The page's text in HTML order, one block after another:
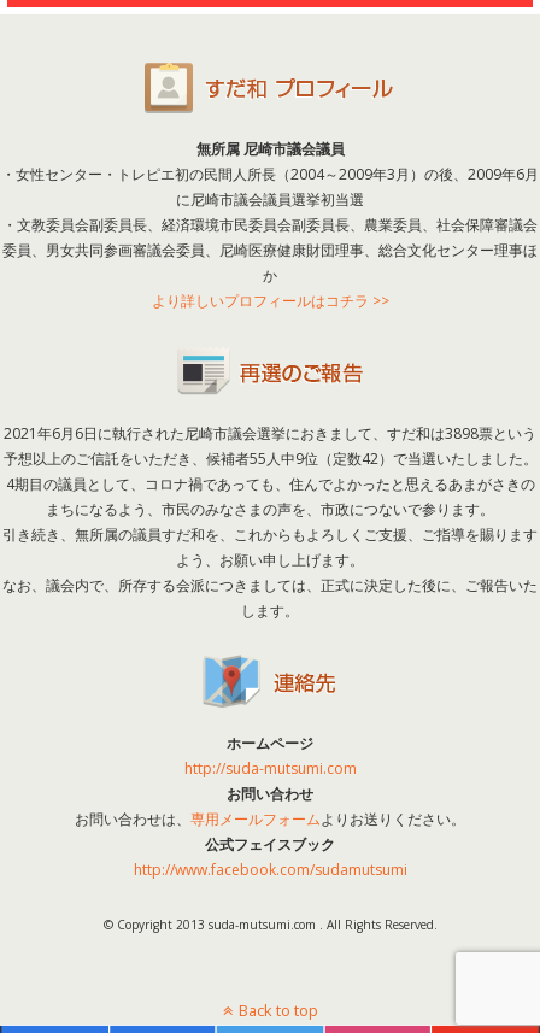
無所属 尼崎市議会議員
・女性センター・トレピエ初の民間人所長（2004～2009年3月）の後、2009年6月
に尼崎市議会議員選挙初当選
・文教委員会副委員長、経済環境市民委員会副委員長、農業委員、社会保障審議会
委員、男女共同参画審議会委員、尼崎医療健康財団理事、総合文化センター理事ほ
か
より詳しいプロフィールはコチラ >>
2021年6月6日に執行された尼崎市議会選挙におきまして、すだ和は3898票という
予想以上のご信託をいただき、候補者55人中9位（定数42）で当選いたしました。
4期目の議員として、コロナ禍であっても、住んでよかったと思えるあまがさきの
まちになるよう、市民のみなさまの声を、市政につないで参ります。
引き続き、無所属の議員すだ和を、これからもよろしくご支援、ご指導を賜ります
よう、お願い申し上げます。
なお、議会内で、所存する会派につきましては、正式に決定した後に、ご報告いた
します。
ホームページ
http://suda-mutsumi.com
お問い合わせ
お問い合わせは、 専用メールフォームよりお送りください。
公式フェイスブック
http://www.facebook.com/sudamutsumi
© Copyright 2013 suda-mutsumi.com . All Rights Reserved.
Back to top